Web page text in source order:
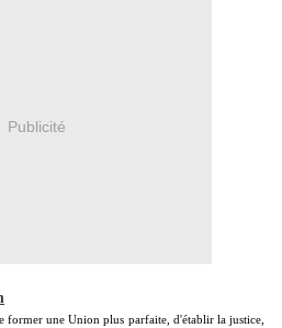
Publicité
former une Union plus parfaite, d'établir la justice,